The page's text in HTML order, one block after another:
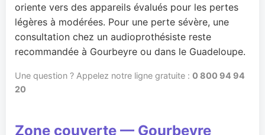
oriente vers des appareils évalués pour les pertes
légères à modérées. Pour une perte sévère, une
consultation chez un audioprothésiste reste
recommandée à Gourbeyre ou dans le Guadeloupe.
Une question ? Appelez notre ligne gratuite : 0 800 94 94
20
Zone couverte — Gourbeyre